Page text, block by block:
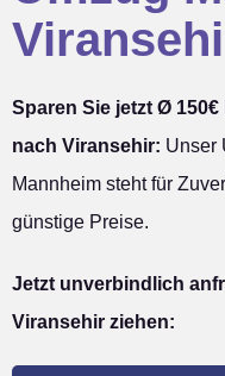
Sparen Sie jetzt Ø
nach Viransehir: Unser
Mannheim steht für
günstige Preise.
Jetzt unverbindlich
Viransehir ziehen: